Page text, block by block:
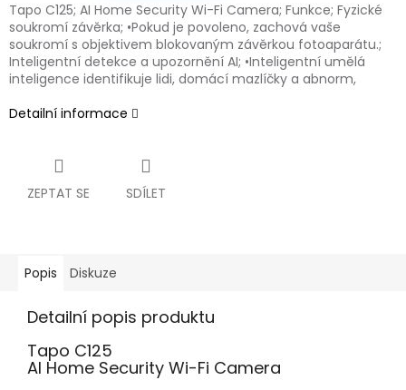
Tapo C125; AI Home Security Wi-Fi Camera; Funkce; Fyzické
soukromí závěrka; •Pokud je povoleno, zachová vaše
soukromí s objektivem blokovaným závěrkou fotoaparátu.;
Inteligentní detekce a upozornění AI; •Inteligentní umělá
inteligence identifikuje lidi, domácí mazlíčky a abnorm,
Detailní informace
ZEPTAT SE SDÍLET
Popis Diskuze
Detailní popis produktu
Tapo C125
AI Home Security Wi-Fi Camera